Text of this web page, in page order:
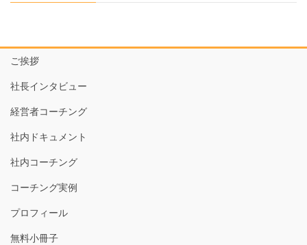
ご挨拶
社長インタビュー
経営者コーチング
社内ドキュメント
社内コーチング
コーチング実例
プロフィール
無料小冊子